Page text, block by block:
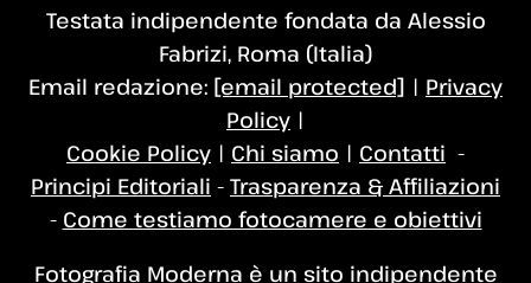
Testata indipendente fondata da Alessio
Fabrizi, Roma (Italia)
Email redazione: [email protected] | Privacy
Policy |
Cookie Policy | Chi siamo | Contatti -
Principi Editoriali - Trasparenza & Affiliazioni
- Come testiamo fotocamere e obiettivi
Fotografia Moderna è un sito indipendente